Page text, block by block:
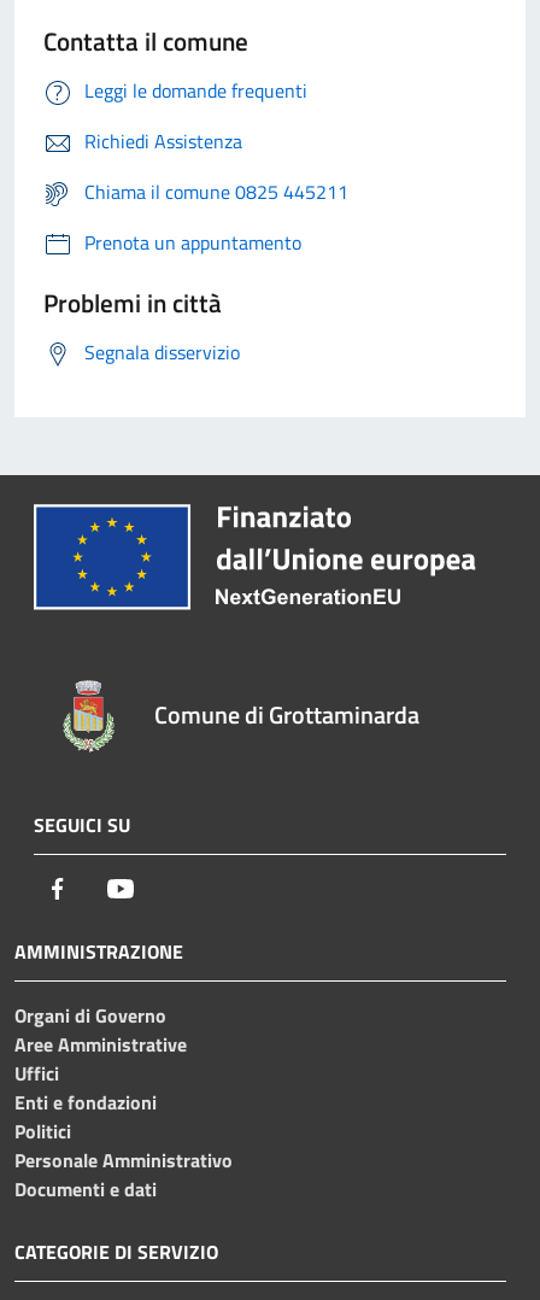
Contatta il comune
Leggi le domande frequenti
Richiedi Assistenza
Chiama il comune 0825 445211
Prenota un appuntamento
Problemi in città
Segnala disservizio
Comune di Grottaminarda
SEGUICI SU
Facebook
AMMINISTRAZIONE
Organi di Governo
Aree Amministrative
Uffici
Enti e fondazioni
Politici
Personale Amministrativo
Documenti e dati
CATEGORIE DI SERVIZIO